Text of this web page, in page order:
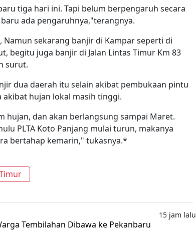
tiga hari ini. Tapi belum berpengaruh secara
ada pengaruhnya,"terangnya.
Namun sekarang banjir di Kampar seperti di
begitu juga banjir di Jalan Lintas Timur Km 83
surut.
dua daerah itu selain akibat pembukaan pintu
hujan lokal masih tinggi.
hujan, dan akan berlangsung sampai Maret.
PLTA Koto Panjang mulai turun, makanya
bertahap kemarin," tukasnya.*
15 jam lalu
Tembilahan Dibawa ke Pekanbaru